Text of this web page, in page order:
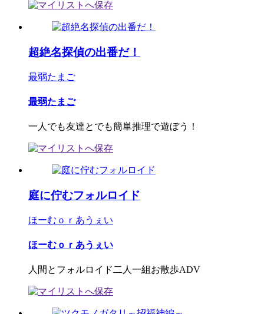
超絶名探偵の出番だ！
最弱たまご
最弱たまご
一人でも友達とでも簡単推理で遊ぼう！
庭に佇むフォルロイド
ほーむｏｒあうぇい
ほーむｏｒあうぇい
人間とフォルロイド二人一組お散歩ADV